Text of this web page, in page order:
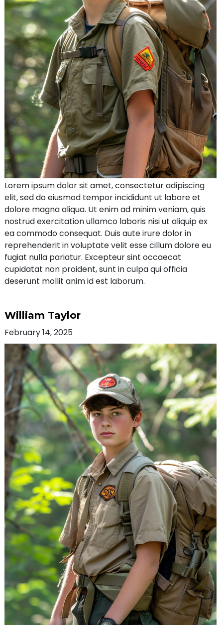
Lorem ipsum dolor sit amet, consectetur adipiscing
elit, sed do eiusmod tempor incididunt ut labore et
dolore magna aliqua. Ut enim ad minim veniam, quis
nostrud exercitation ullamco laboris nisi ut aliquip ex
ea commodo consequat. Duis aute irure dolor in
reprehenderit in voluptate velit esse cillum dolore eu
fugiat nulla pariatur. Excepteur sint occaecat
cupidatat non proident, sunt in culpa qui officia
deserunt mollit anim id est laborum.
William Taylor
February 14, 2025